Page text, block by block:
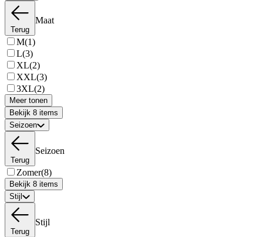
Terug
Maat
M(1)
L(3)
XL(2)
XXL(3)
3XL(2)
Meer tonen
Bekijk 8 items
Seizoen
Terug
Seizoen
Zomer(8)
Bekijk 8 items
Stijl
Terug
Stijl